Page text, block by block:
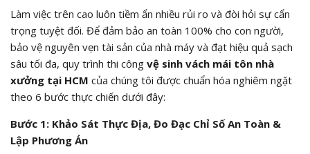
Làm việc trên cao luôn tiềm ẩn nhiều rủi ro và đòi hỏi sự cẩn
trọng tuyệt đối. Để đảm bảo an toàn 100% cho con người,
bảo vệ nguyên vẹn tài sản của nhà máy và đạt hiệu quả sạch
sâu tối đa, quy trình thi công vệ sinh vách mái tôn nhà
xưởng tại HCM của chúng tôi được chuẩn hóa nghiêm ngặt
theo 6 bước thực chiến dưới đây:
Bước 1: Khảo Sát Thực Địa, Đo Đạc Chỉ Số An Toàn &
Lập Phương Án